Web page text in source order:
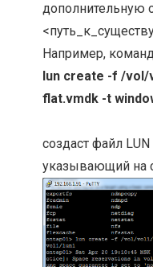
дополнительную
Например,
lun create -f /
flat.vmdk -t
создаст файл
указывающий на